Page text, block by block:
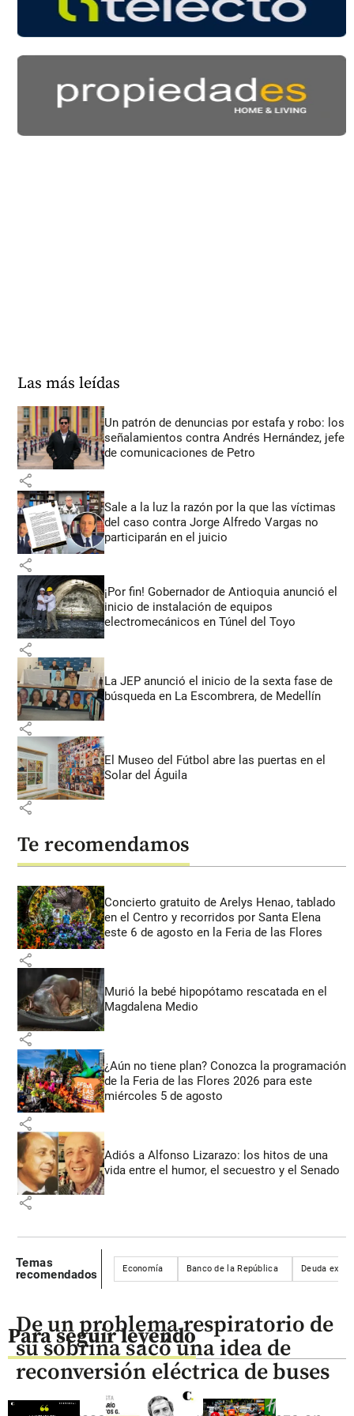
Las más leídas
Un patrón de denuncias por estafa y robo: los
señalamientos contra Andrés Hernández, jefe
de comunicaciones de Petro
share
Sale a la luz la razón por la que las víctimas
del caso contra Jorge Alfredo Vargas no
participarán en el juicio
share
¡Por fin! Gobernador de Antioquia anunció el
inicio de instalación de equipos
electromecánicos en Túnel del Toyo
share
La JEP anunció el inicio de la sexta fase de
búsqueda en La Escombrera, de Medellín
share
El Museo del Fútbol abre las puertas en el
Solar del Águila
share
Te recomendamos
Concierto gratuito de Arelys Henao, tablado
en el Centro y recorridos por Santa Elena
este 6 de agosto en la Feria de las Flores
share
Murió la bebé hipopótamo rescatada en el
Magdalena Medio
share
¿Aún no tiene plan? Conozca la programación
de la Feria de las Flores 2026 para este
miércoles 5 de agosto
share
Adiós a Alfonso Lizarazo: los hitos de una
vida entre el humor, el secuestro y el Senado
share
Temas
recomendados
Economía Banco de la República Deuda
Para seguir leyendo
De un problema respiratorio de
su sobrina sacó una idea de
reconversión eléctrica de buses